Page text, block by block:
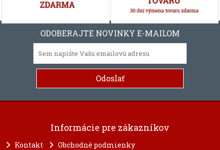
ODOBERAJTE NOVINKY E-MAILOM
Informácie pre zákazníkov
Kontakt
Obchodné podmienky